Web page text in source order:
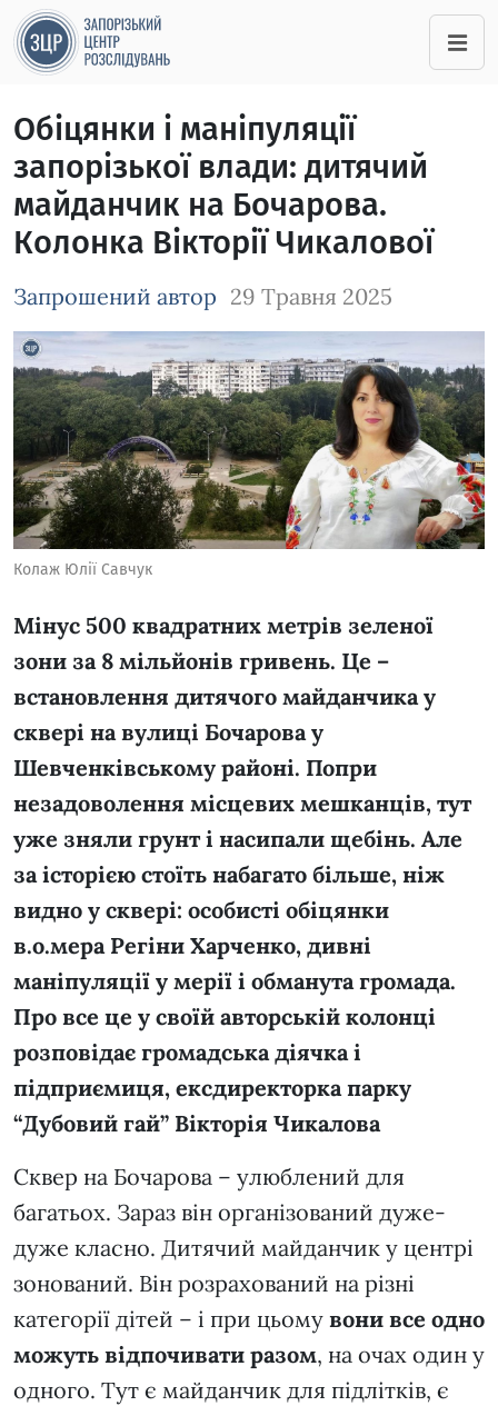
Обіцянки і маніпуляції
запорізької влади: дитячий
майданчик на Бочарова.
Колонка Вікторії Чикалової
Запрошений автор 29 Травня 2025
Зображення завантажується
Колаж Юлії Савчук
Мінус 500 квадратних метрів зеленої
зони за 8 мільйонів гривень. Це –
встановлення дитячого майданчика у
сквері на вулиці Бочарова у
Шевченківському районі. Попри
незадоволення місцевих мешканців, тут
уже зняли грунт і насипали щебінь. Але
за історією стоїть набагато більше, ніж
видно у сквері: особисті обіцянки
в.о.мера Регіни Харченко, дивні
маніпуляції у мерії і обманута громада.
Про все це у своїй авторській колонці
розповідає громадська діячка і
підприємиця, ексдиректорка парку
“Дубовий гай” Вікторія Чикалова
Сквер на Бочарова – улюблений для
багатьох. Зараз він організований дуже-
дуже класно. Дитячий майданчик у центрі
зонований. Він розрахований на різні
категорії дітей – і при цьому вони все одно
можуть відпочивати разом, на очах один у
одного. Тут є майданчик для підлітків, є